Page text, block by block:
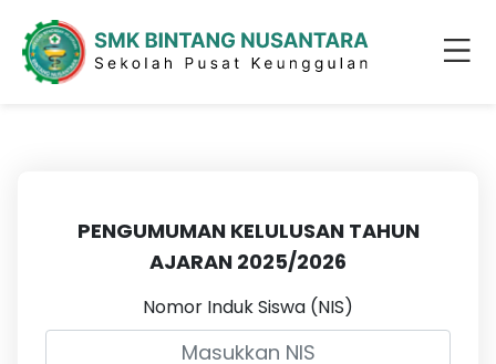
PENGUMUMAN KELULUSAN TAHUN
AJARAN 2025/2026
Nomor Induk Siswa (NIS)